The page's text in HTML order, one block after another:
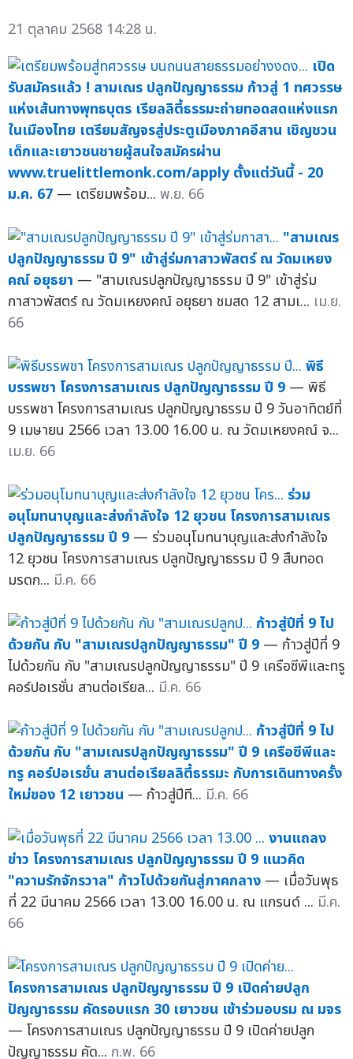
21 ตุลาคม 2568 14:28 น.
เปิด
รับสมัครแล้ว ! สามเณร ปลูกปัญญาธรรม ก้าวสู่ 1 ทศวรรษ
แห่งเส้นทางพุทธบุตร เรียลลิตี้ธรรมะถ่ายทอดสดแห่งแรก
ในเมืองไทย เตรียมสัญจรสู่ประตูเมืองภาคอีสาน เชิญชวน
เด็กและเยาวชนชายผู้สนใจสมัครผ่าน
www.truelittlemonk.com/apply ตั้งแต่วันนี้ - 20
ม.ค. 67 — เตรียมพร้อม... พ.ย. 66
"สามเณร
ปลูกปัญญาธรรม ปี 9" เข้าสู่ร่มกาสาวพัสตร์ ณ วัดมเหยง
คณ์ อยุธยา — "สามเณรปลูกปัญญาธรรม ปี 9" เข้าสู่ร่ม
กาสาวพัสตร์ ณ วัดมเหยงคณ์ อยุธยา ชมสด 12 สามเ... เม.ย.
66
พิธี
บรรพชา โครงการสามเณร ปลูกปัญญาธรรม ปี 9 — พิธี
บรรพชา โครงการสามเณร ปลูกปัญญาธรรม ปี 9 วันอาทิตย์ที่
9 เมษายน 2566 เวลา 13.00 16.00 น. ณ วัดมเหยงคณ์ จ...
เม.ย. 66
ร่วม
อนุโมทนาบุญและส่งกำลังใจ 12 ยุวชน โครงการสามเณร
ปลูกปัญญาธรรม ปี 9 — ร่วมอนุโมทนาบุญและส่งกำลังใจ
12 ยุวชน โครงการสามเณร ปลูกปัญญาธรรม ปี 9 สืบทอด
มรดก... มี.ค. 66
ก้าวสู่ปีที่ 9 ไป
ด้วยกัน กับ "สามเณรปลูกปัญญาธรรม" ปี 9 — ก้าวสู่ปีที่ 9
ไปด้วยกัน กับ "สามเณรปลูกปัญญาธรรม" ปี 9 เครือซีพีและทรู
คอร์ปอเรชั่น สานต่อเรียล... มี.ค. 66
ก้าวสู่ปีที่ 9 ไป
ด้วยกัน กับ "สามเณรปลูกปัญญาธรรม" ปี 9 เครือซีพีและ
ทรู คอร์ปอเรชั่น สานต่อเรียลลิตี้ธรรมะ กับการเดินทางครั้ง
ใหม่ของ 12 เยาวชน — ก้าวสู่ปีที... มี.ค. 66
งานแถลง
ข่าว โครงการสามเณร ปลูกปัญญาธรรม ปี 9 แนวคิด
"ความรักจักรวาล" ก้าวไปด้วยกันสู่ภาคกลาง — เมื่อวันพุธ
ที่ 22 มีนาคม 2566 เวลา 13.00 16.00 น. ณ แกรนด์ ... มี.ค.
66
โครงการสามเณร ปลูกปัญญาธรรม ปี 9 เปิดค่ายปลูก
ปัญญาธรรม คัดรอบแรก 30 เยาวชน เข้าร่วมอบรม ณ มจร
— โครงการสามเณร ปลูกปัญญาธรรม ปี 9 เปิดค่ายปลูก
ปัญญาธรรม คัด... ก.พ. 66